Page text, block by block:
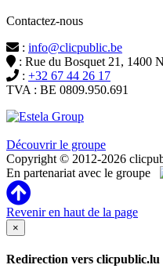
Contactez-nous
: info@clicpublic.be
: Rue du Bosquet 21, 1400
: +32 67 44 26 17
TVA : BE 0809.950.691
Découvrir le groupe
Copyright © 2012-2026
En partenariat avec le groupe
Revenir en haut de la page
×
Redirection vers clicpublic.lu